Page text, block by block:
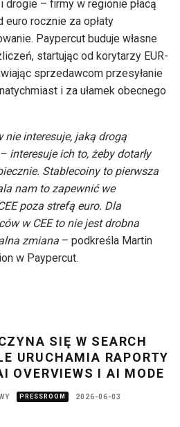
drogie – firmy w regionie płacą
euro rocznie za opłaty
Paypercut buduje własne
startując od korytarzy EUR-
sprzedawcom przesyłanie
i za ułamek obecnego
interesuje, jaką drogą
interesuje ich to, żeby dotarły
Stablecoiny to pierwsza
nam to zapewnić we
poza strefą euro. Dla
w CEE to nie jest drobna
zmiana – podkreśla Martin
w Paypercut.
SIĘ W SEARCH
URUCHAMIA RAPORTY
OVERVIEWS I AI MODE
PRESSROOM 2026-06-03